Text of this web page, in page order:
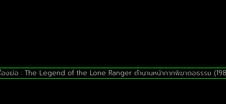
องย่อ : The Legend of the Lone Ranger ตำนานหน้ากากพิฆาตอธรรม